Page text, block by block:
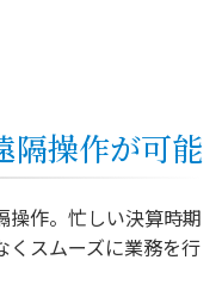
隔操作が可能
操作。忙しい決算時期
くスムーズに業務を行